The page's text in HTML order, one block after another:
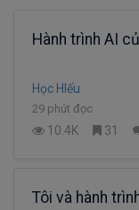
Hành trình AI
Học HIếu
29 phút đọc
10.4K 31
Tôi và hành